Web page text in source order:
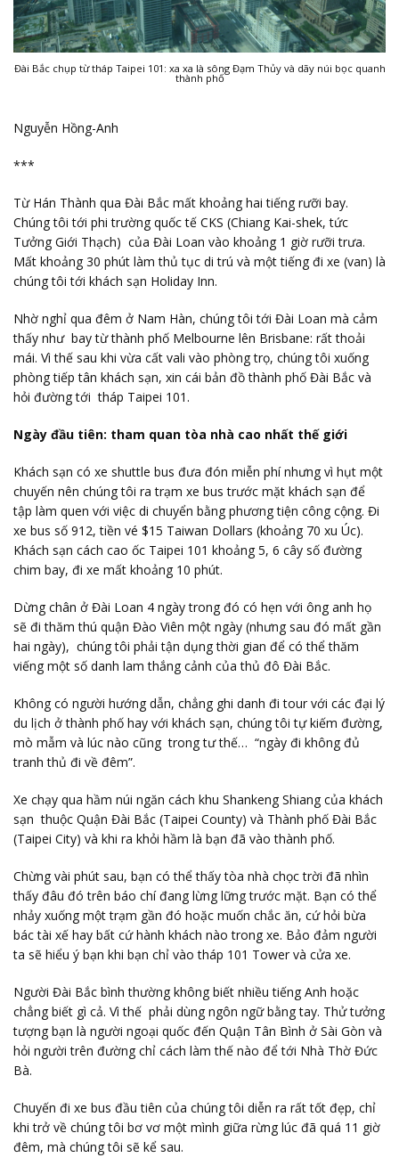
Đài Bắc chụp từ tháp Taipei 101: xa xa là sông Đạm Thủy và dãy núi bọc quanh
thành phố
Nguyễn Hồng-Anh
***
Từ Hán Thành qua Đài Bắc mất khoảng hai tiếng rưỡi bay.
Chúng tôi tới phi trường quốc tế CKS (Chiang Kai-shek, tức
Tưởng Giới Thạch) của Đài Loan vào khoảng 1 giờ rưỡi trưa.
Mất khoảng 30 phút làm thủ tục di trú và một tiếng đi xe (van) là
chúng tôi tới khách sạn Holiday Inn.
Nhờ nghỉ qua đêm ở Nam Hàn, chúng tôi tới Đài Loan mà cảm
thấy như bay từ thành phố Melbourne lên Brisbane: rất thoải
mái. Vì thế sau khi vừa cất vali vào phòng trọ, chúng tôi xuống
phòng tiếp tân khách sạn, xin cái bản đồ thành phố Đài Bắc và
hỏi đường tới tháp Taipei 101.
Ngày đầu tiên: tham quan tòa nhà cao nhất thế giới
Khách sạn có xe shuttle bus đưa đón miễn phí nhưng vì hụt một
chuyến nên chúng tôi ra trạm xe bus trước mặt khách sạn để
tập làm quen với việc di chuyển bằng phương tiện công cộng. Đi
xe bus số 912, tiền vé $15 Taiwan Dollars (khoảng 70 xu Úc).
Khách sạn cách cao ốc Taipei 101 khoảng 5, 6 cây số đường
chim bay, đi xe mất khoảng 10 phút.
Dừng chân ở Đài Loan 4 ngày trong đó có hẹn với ông anh họ
sẽ đi thăm thú quận Đào Viên một ngày (nhưng sau đó mất gần
hai ngày), chúng tôi phải tận dụng thời gian để có thể thăm
viếng một số danh lam thắng cảnh của thủ đô Đài Bắc.
Không có người hướng dẫn, chẳng ghi danh đi tour với các đại lý
du lịch ở thành phố hay với khách sạn, chúng tôi tự kiếm đường,
mò mẫm và lúc nào cũng trong tư thế… “ngày đi không đủ
tranh thủ đi về đêm”.
Xe chạy qua hầm núi ngăn cách khu Shankeng Shiang của khách
sạn thuộc Quận Đài Bắc (Taipei County) và Thành phố Đài Bắc
(Taipei City) và khi ra khỏi hầm là bạn đã vào thành phố.
Chừng vài phút sau, bạn có thể thấy tòa nhà chọc trời đã nhìn
thấy đâu đó trên báo chí đang lừng lững trước mặt. Bạn có thể
nhảy xuống một trạm gần đó hoặc muốn chắc ăn, cứ hỏi bừa
bác tài xế hay bất cứ hành khách nào trong xe. Bảo đảm người
ta sẽ hiểu ý bạn khi bạn chỉ vào tháp 101 Tower và cửa xe.
Người Đài Bắc bình thường không biết nhiều tiếng Anh hoặc
chẳng biết gì cả. Vì thế phải dùng ngôn ngữ bằng tay. Thử tưởng
tượng bạn là người ngoại quốc đến Quận Tân Bình ở Sài Gòn và
hỏi người trên đường chỉ cách làm thế nào để tới Nhà Thờ Đức
Bà.
Chuyến đi xe bus đầu tiên của chúng tôi diễn ra rất tốt đẹp, chỉ
khi trở về chúng tôi bơ vơ một mình giữa rừng lúc đã quá 11 giờ
đêm, mà chúng tôi sẽ kể sau.